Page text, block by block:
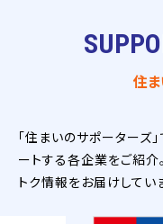
住
「住まいのサポーターズ
ートする各企業をご紹介
トク情報をお届けしてい